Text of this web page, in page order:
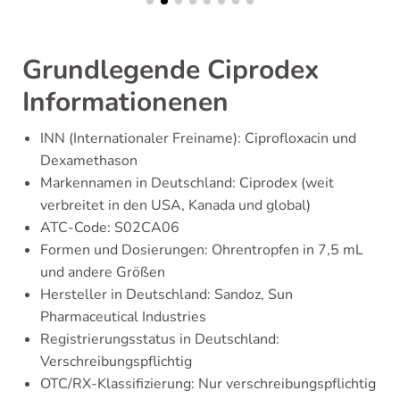
Grundlegende Ciprodex
Informationenen
INN (Internationaler Freiname): Ciprofloxacin und
Dexamethason
Markennamen in Deutschland: Ciprodex (weit
verbreitet in den USA, Kanada und global)
ATC-Code: S02CA06
Formen und Dosierungen: Ohrentropfen in 7,5 mL
und andere Größen
Hersteller in Deutschland: Sandoz, Sun
Pharmaceutical Industries
Registrierungsstatus in Deutschland:
Verschreibungspflichtig
OTC/RX-Klassifizierung: Nur verschreibungspflichtig